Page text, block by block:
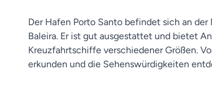
Der Hafen Porto Santo befindet sich an
Baleira. Er ist gut ausgestattet und bietet
Kreuzfahrtschiffe verschiedener Größen.
erkunden und die Sehenswürdigkeiten